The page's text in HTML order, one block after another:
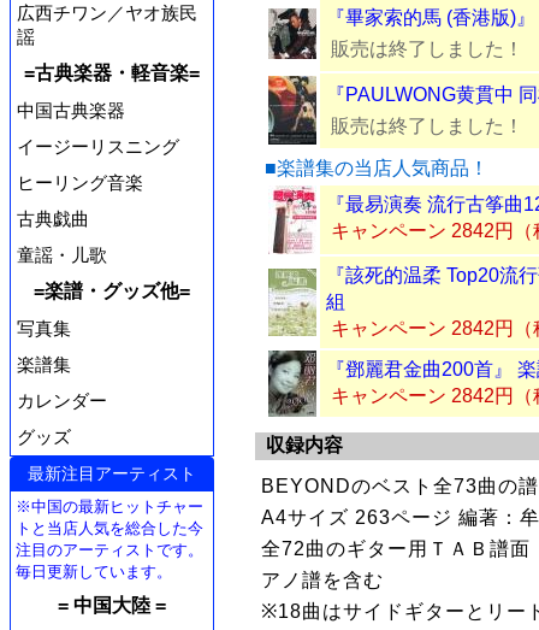
広西チワン／ヤオ族民
謡
=古典楽器・軽音楽=
中国古典楽器
イージーリスニング
ヒーリング音楽
古典戯曲
童謡・儿歌
=楽譜・グッズ他=
写真集
楽譜集
カレンダー
グッズ
最新注目アーティスト
※中国の最新ヒットチャー
トと当店人気を総合した今
注目のアーティストです。
毎日更新しています。
= 中国大陸 =
『畢家索的馬 (香港版)
販売は終了しました！
『PAULWONG黄貫中
販売は終了しました！
■楽譜集の当店人気商品！
『最易演奏 流行古筝曲
キャンペーン 2842円（
『該死的温柔 Top20流
組
キャンペーン 2842円（
『鄧麗君金曲200首』
キャンペーン 2842円（
収録内容
BEYONDのベスト全73曲の
A4サイズ 263ページ 編著：
全72曲のギター用ＴＡＢ譜
アノ譜を含む
※18曲はサイドギターとリー